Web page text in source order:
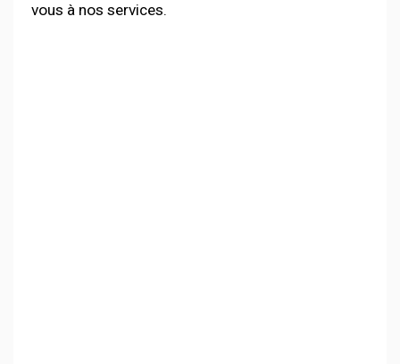
vous à nos services.